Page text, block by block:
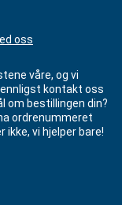
oss
våre, og vi
kontakt oss
om bestillingen din?
ordrenummeret
ikke, vi hjelper bare!